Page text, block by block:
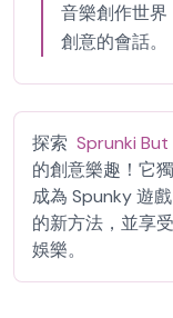
音樂創作世
創意的會話。
探索 Sprunki But
的創意樂趣！它
成為 Spunky 遊
的新方法，並享
娛樂。